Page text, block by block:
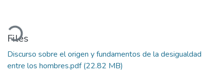
Files
Discurso sobre el origen y fundamentos de la desigualdad
entre los hombres.pdf(22.82 MB)